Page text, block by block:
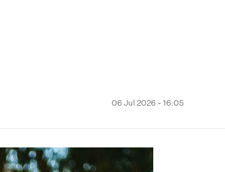
06 Jul 2026 - 16:05